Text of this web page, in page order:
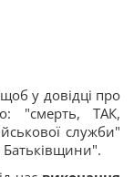
у довідці про
"смерть, ТАК,
служби"
Батьківщини".